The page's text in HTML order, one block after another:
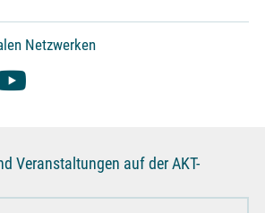
Netzwerken
Veranstaltungen auf der AKT-